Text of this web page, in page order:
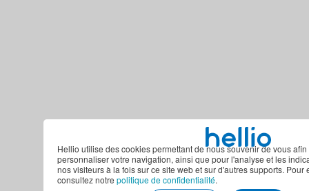
Hellio utilise des cookies permettant de nous souvenir de vous
personnaliser votre navigation, ainsi que pour l'analyse et les
nos visiteurs à la fois sur ce site web et sur d'autres supports. Pour
consultez notre politique de confidentialité.